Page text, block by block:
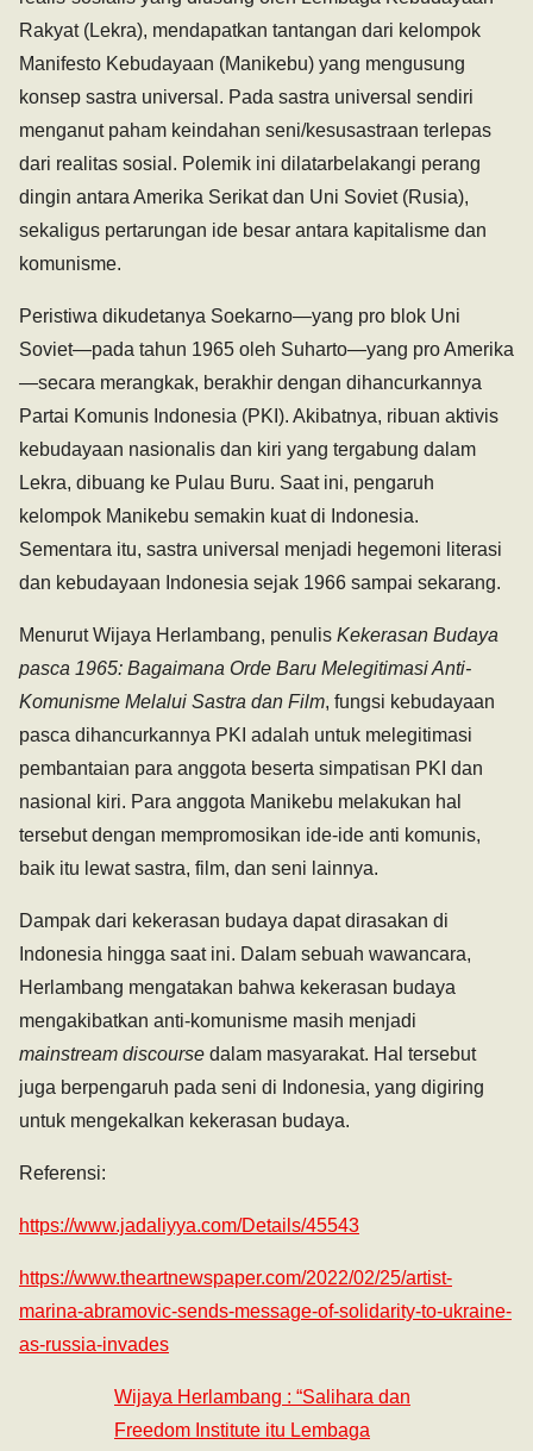
Rakyat (Lekra), mendapatkan tantangan dari kelompok
Manifesto Kebudayaan (Manikebu) yang mengusung
konsep sastra universal. Pada sastra universal sendiri
menganut paham keindahan seni/kesusastraan terlepas
dari realitas sosial. Polemik ini dilatarbelakangi perang
dingin antara Amerika Serikat dan Uni Soviet (Rusia),
sekaligus pertarungan ide besar antara kapitalisme dan
komunisme.
Peristiwa dikudetanya Soekarno—yang pro blok Uni
Soviet—pada tahun 1965 oleh Suharto—yang pro Amerika
—secara merangkak, berakhir dengan dihancurkannya
Partai Komunis Indonesia (PKI). Akibatnya, ribuan aktivis
kebudayaan nasionalis dan kiri yang tergabung dalam
Lekra, dibuang ke Pulau Buru. Saat ini, pengaruh
kelompok Manikebu semakin kuat di Indonesia.
Sementara itu, sastra universal menjadi hegemoni literasi
dan kebudayaan Indonesia sejak 1966 sampai sekarang.
Menurut Wijaya Herlambang, penulis Kekerasan Budaya
pasca 1965: Bagaimana Orde Baru Melegitimasi Anti-
Komunisme Melalui Sastra dan Film, fungsi kebudayaan
pasca dihancurkannya PKI adalah untuk melegitimasi
pembantaian para anggota beserta simpatisan PKI dan
nasional kiri. Para anggota Manikebu melakukan hal
tersebut dengan mempromosikan ide-ide anti komunis,
baik itu lewat sastra, film, dan seni lainnya.
Dampak dari kekerasan budaya dapat dirasakan di
Indonesia hingga saat ini. Dalam sebuah wawancara,
Herlambang mengatakan bahwa kekerasan budaya
mengakibatkan anti-komunisme masih menjadi
mainstream discourse dalam masyarakat. Hal tersebut
juga berpengaruh pada seni di Indonesia, yang digiring
untuk mengekalkan kekerasan budaya.
Referensi:
https://www.jadaliyya.com/Details/45543
https://www.theartnewspaper.com/2022/02/25/artist-
marina-abramovic-sends-message-of-solidarity-to-ukraine-
as-russia-invades
Wijaya Herlambang : “Salihara dan
Freedom Institute itu Lembaga